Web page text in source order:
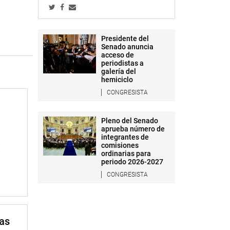
Presidente del
Senado anuncia
acceso de
periodistas a
galería del
hemiciclo
CONGRESISTA
Pleno del Senado
aprueba número de
integrantes de
comisiones
ordinarias para
periodo 2026-2027
CONGRESISTA